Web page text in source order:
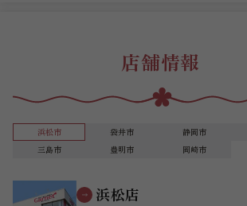
店舗情報
浜松市 袋井市 静岡市
三島市
豊明市 岡崎市
浜松店